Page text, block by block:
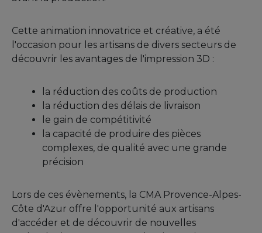
Cette animation innovatrice et créative, a été
l'occasion pour les artisans de divers secteurs de
découvrir les avantages de l'impression 3D :
la réduction des coûts de production
la réduction des délais de livraison
le gain de compétitivité
la capacité de produire des pièces
complexes, de qualité avec une grande
précision
Lors de ces évènements, la CMA Provence-Alpes-
Côte d'Azur offre l'opportunité aux artisans
d'accéder et de découvrir de nouvelles